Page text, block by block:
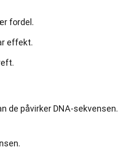
fordel.
effekt.
de påvirker DNA-sekvensen.